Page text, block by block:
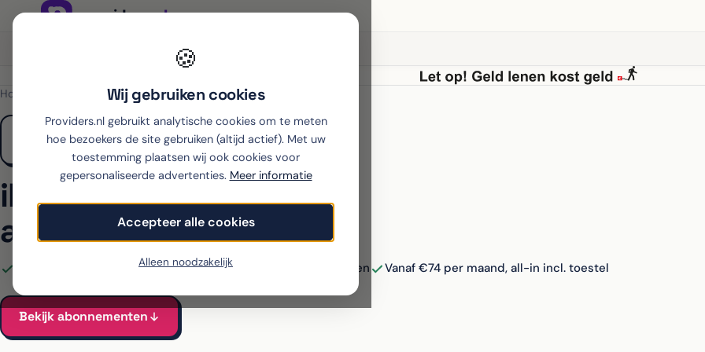
🍪
Wij gebruiken cookies
Providers.nl gebruikt analytische cookies om te meten
hoe bezoekers de site gebruiken (altijd actief). Met uw
toestemming plaatsen wij ook cookies voor
gepersonaliseerde advertenties. Meer informatie
Accepteer alle cookies
Alleen noodzakelijk
Home iPhone 17 Pro Max›KPN
iPhone 17 Pro Max met
abonnement bij KPN
Alle KPN-abonnementen voor de iPhone 17 Pro Max vergeleken Vanaf €74 per maand, all-in incl. toestel
Bekijk abonnementen